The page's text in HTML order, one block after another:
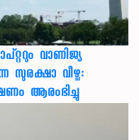
വാണിജ്യ
സുരക്ഷാ വീഴ്ച:
ആരംഭിച്ചു